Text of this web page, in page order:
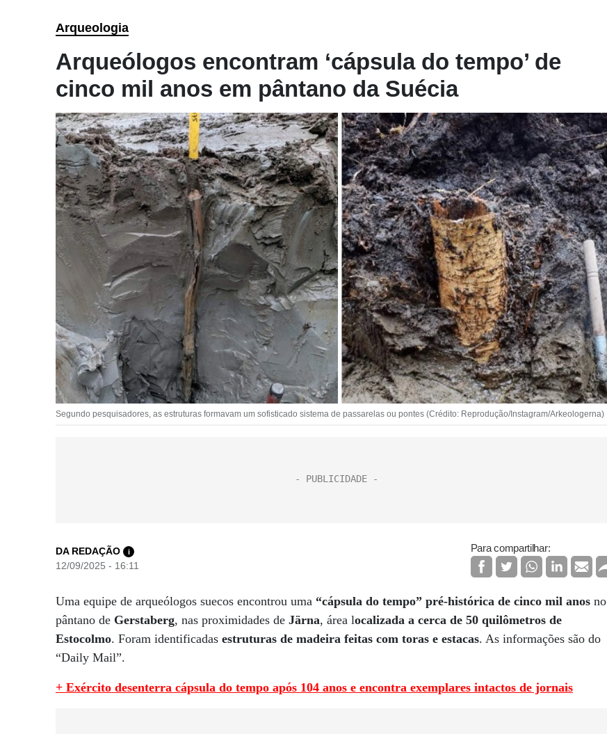
Arqueologia
Arqueólogos encontram ‘cápsula do tempo’ de
cinco mil anos em pântano da Suécia
Segundo pesquisadores, as estruturas formavam um sofisticado sistema de passarelas ou pontes (Crédito: Reprodução/Instagram/Arkeologerna)
DA REDAÇÃO i
12/09/2025 - 16:11
Para compartilhar:
Uma equipe de arqueólogos suecos encontrou uma “cápsula do tempo” pré-histórica de cinco mil anos no
pântano de Gerstaberg, nas proximidades de Järna, área localizada a cerca de 50 quilômetros de
Estocolmo. Foram identificadas estruturas de madeira feitas com toras e estacas. As informações são do
“Daily Mail”.
+ Exército desenterra cápsula do tempo após 104 anos e encontra exemplares intactos de jornais